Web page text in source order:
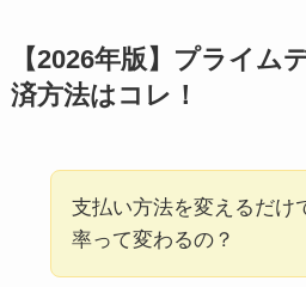
【2026年版】プライム
済方法はコレ！
支払い方法を変えるだけ
率って変わるの？